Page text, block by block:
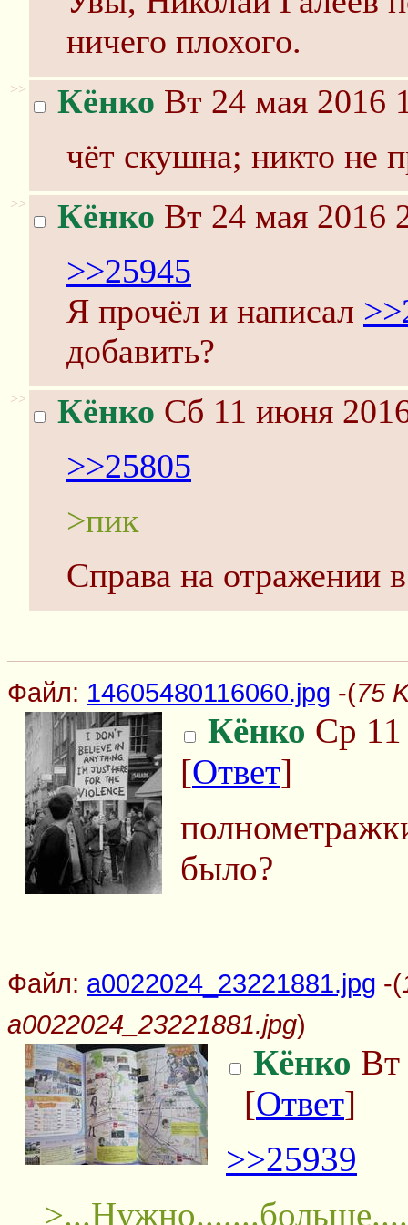
ничего плохого.
>> Кёнко Вт 24 мая 2016
чёт скушна; никто не
>> Кёнко Вт 24 мая 2016
>>25945
Я прочёл и написал
добавить?
>> Кёнко Сб 11 июня
>>25805
>пик
Справа на отражении
Файл: 14605480116060.jpg -(75
Кёнко Ср
[Ответ]
было?
Файл: a0022024_23221881.jpg -(
a0022024_23221881.jpg)
Кёнко Вт
[Ответ]
>>25939